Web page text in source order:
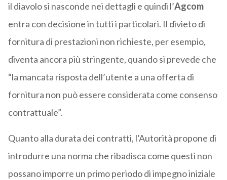
il diavolo si nasconde nei dettagli e quindi l’Agcom
entra con decisione in tutti i particolari. Il divieto di
fornitura di prestazioni non richieste, per esempio,
diventa ancora più stringente, quando si prevede che
“la mancata risposta dell’utente a una offerta di
fornitura non può essere considerata come consenso
contrattuale”.
Quanto alla durata dei contratti, l’Autorità propone di
introdurre una norma che ribadisca come questi non
possano imporre un primo periodo di impegno iniziale